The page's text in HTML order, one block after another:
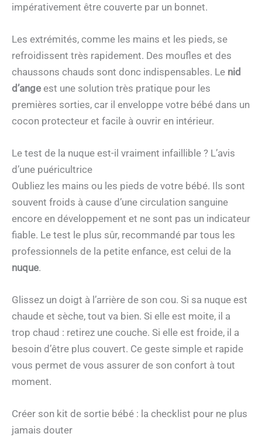
impérativement être couverte par un bonnet.
Les extrémités, comme les mains et les pieds, se
refroidissent très rapidement. Des moufles et des
chaussons chauds sont donc indispensables. Le nid
d’ange est une solution très pratique pour les
premières sorties, car il enveloppe votre bébé dans un
cocon protecteur et facile à ouvrir en intérieur.
Le test de la nuque est-il vraiment infaillible ? L’avis
d’une puéricultrice
Oubliez les mains ou les pieds de votre bébé. Ils sont
souvent froids à cause d’une circulation sanguine
encore en développement et ne sont pas un indicateur
fiable. Le test le plus sûr, recommandé par tous les
professionnels de la petite enfance, est celui de la
nuque.
Glissez un doigt à l’arrière de son cou. Si sa nuque est
chaude et sèche, tout va bien. Si elle est moite, il a
trop chaud : retirez une couche. Si elle est froide, il a
besoin d’être plus couvert. Ce geste simple et rapide
vous permet de vous assurer de son confort à tout
moment.
Créer son kit de sortie bébé : la checklist pour ne plus
jamais douter